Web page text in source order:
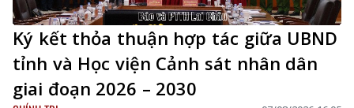
Ký kết thỏa thuận hợp tác giữa UBND
tỉnh và Học viện Cảnh sát nhân dân
giai đoạn 2026 – 2030